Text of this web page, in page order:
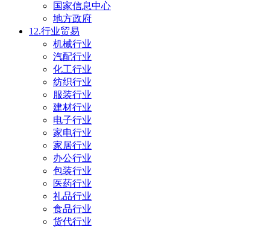
国家信息中心
地方政府
12.行业贸易
机械行业
汽配行业
化工行业
纺织行业
服装行业
建材行业
电子行业
家电行业
家居行业
办公行业
包装行业
医药行业
礼品行业
食品行业
货代行业